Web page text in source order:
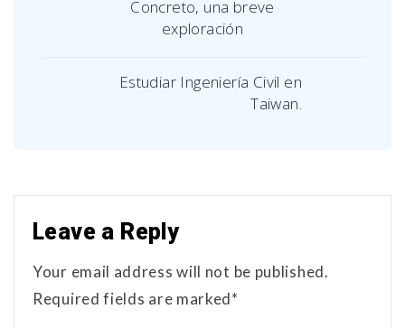
Concreto, una breve
exploración
Estudiar Ingeniería Civil en
Taiwan.
Leave a Reply
Your email address will not be published.
Required fields are marked*